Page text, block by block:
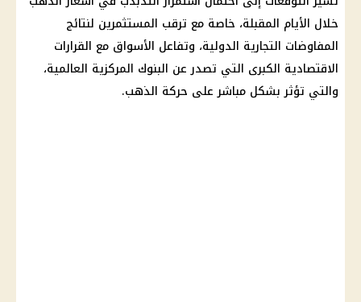
خلال الأيام المقبلة، خاصة مع ترقب المستثمرين لنتائج
المفاوضات التجارية الدولية، وتفاعل الأسواق مع القرارات
الاقتصادية الكبرى التي تصدر عن البنوك المركزية العالمية،
والتي تؤثر بشكل مباشر على حركة الذهب.